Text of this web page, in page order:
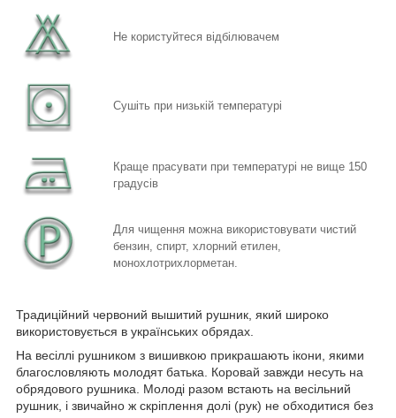
Не користуйтеся відбілювачем
Сушіть при низькій температурі
Краще прасувати при температурі не вище 150
градусів
Для чищення можна використовувати чистий
бензин, спирт, хлорний етилен,
монохлотрихлорметан.
Традиційний червоний вышитий рушник, який широко
використовується в українських обрядах.
На весіллі рушником з вишивкою прикрашають ікони, якими
благословляють молодят батька. Коровай завжди несуть на
обрядового рушника. Молоді разом встають на весільний
рушник, і звичайно ж скріплення долі (рук) не обходитися без